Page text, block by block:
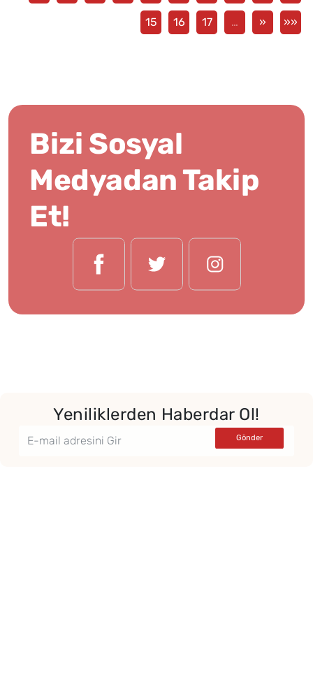
15 16 17 … » »»
Bizi Sosyal
Medyadan Takip
Et!
Yeniliklerden Haberdar Ol!